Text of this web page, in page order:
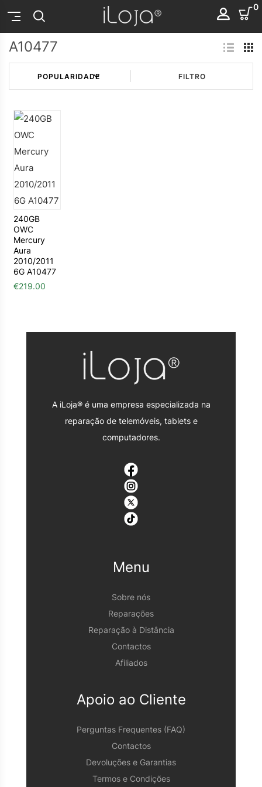
0
A10477
FILTRO
240GB
OWC
Mercury
Aura
2010/2011
6G A10477
€219.00
A iLoja® é uma empresa especializada na
reparação de telemóveis, tablets e
computadores.
Menu
Sobre nós
Reparações
Reparação à Distância
Contactos
Afiliados
Apoio ao Cliente
Perguntas Frequentes (FAQ)
Contactos
Devoluções e Garantias
Termos e Condições